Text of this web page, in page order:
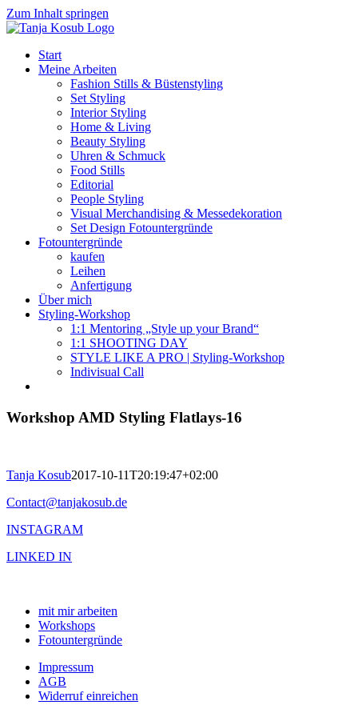
Zum Inhalt springen
Start
Meine Arbeiten
Fashion Stills & Büstenstyling
Set Styling
Interior Styling
Home & Living
Beauty Styling
Uhren & Schmuck
Food Stills
Editorial
People Styling
Visual Merchandising & Messedekoration
Set Design Fotountergründe
Fotountergründe
kaufen
Leihen
Anfertigung
Über mich
Styling-Workshop
1:1 Mentoring „Style up your Brand“
1:1 SHOOTING DAY
STYLE LIKE A PRO | Styling-Workshop
Indivisual Call
Workshop AMD Styling Flatlays-16
Tanja Kosub2017-10-11T20:19:47+02:00
Contact@tanjakosub.de
INSTAGRAM
LINKED IN
mit mir arbeiten
Workshops
Fotountergründe
Impressum
AGB
Widerruf einreichen